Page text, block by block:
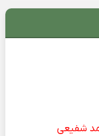
شفیعی